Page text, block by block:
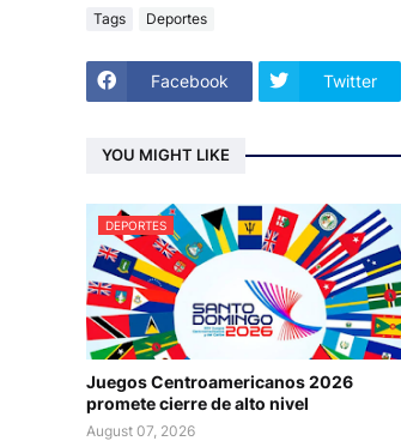
Tags Deportes
Facebook Twitter
YOU MIGHT LIKE
DEPORTES
Juegos Centroamericanos 2026
promete cierre de alto nivel
August 07, 2026